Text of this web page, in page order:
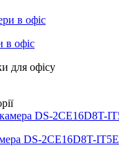
в офіс
для офісу
DS-2CE16D8T-IT5E